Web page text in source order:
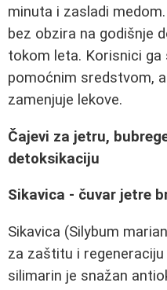
minuta i zasladi
bez obzira na godišnje
tokom leta. Korisnici
pomoćnim sredstvom,
zamenjuje lekove.
Čajevi za jetru,
detoksikaciju
Sikavica - čuvar jetre
Sikavica (Silybum
za zaštitu i
silimarin je snažan